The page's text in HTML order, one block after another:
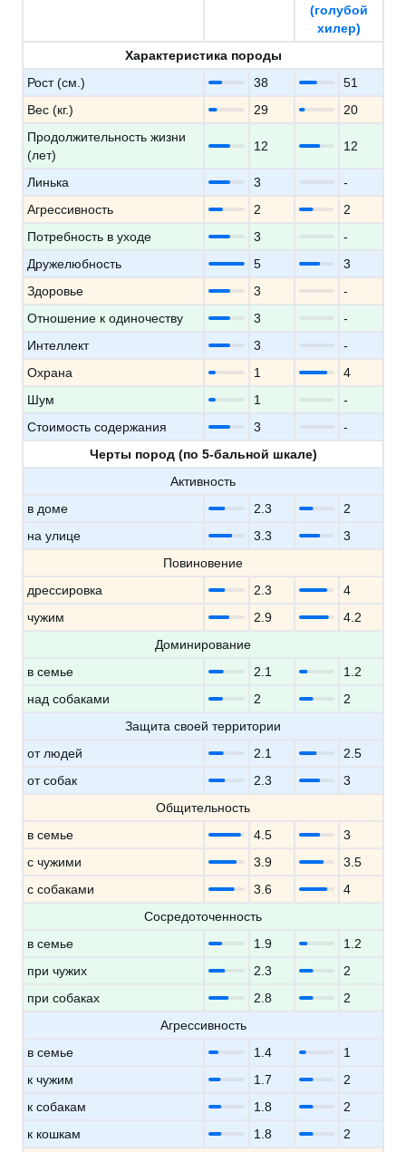
(голубой
хилер)
Характеристика породы
Рост (см.)
38
51
Вес (кг.)
29
20
Продолжительность жизни
(лет)
12 12
Линька 3
-
Агрессивность
2
2
Потребность в уходе
3
-
Дружелюбность
5
3
Здоровье
3
-
Отношение к одиночеству
3
-
Интеллект
3
-
Охрана
1
4
Шум
1
-
Стоимость содержания
3
-
Черты пород (по 5-бальной шкале)
Активность
в доме
2.3
2
на улице
3.3
3
Повиновение
дрессировка
2.3
4
чужим
2.9
4.2
Доминирование
в семье
2.1
1.2
над собаками
2
2
Защита своей территории
от людей
2.1
2.5
от собак
2.3
3
Общительность
в семье
4.5
3
с чужими
3.9
3.5
с собаками
3.6
4
Сосредоточенность
в семье
1.9
1.2
при чужих
2.3
2
при собаках
2.8
2
Агрессивность
в семье
1.4
1
к чужим
1.7
2
к собакам
1.8
2
к кошкам
1.8
2